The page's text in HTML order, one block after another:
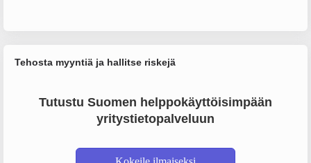
Tehosta myyntiä ja hallitse riskejä
Tutustu Suomen helppokäyttöisimpään
yritystietopalveluun